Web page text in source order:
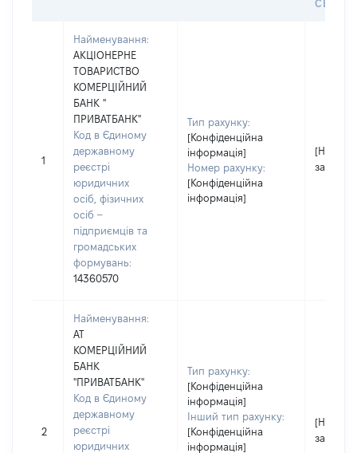
СЕЙФУ
1
Найменування:
АКЦІОНЕРНЕ
ТОВАРИСТВО
КОМЕРЦІЙНИЙ
БАНК "
ПРИВАТБАНК"
Код в Єдиному
державному
реєстрі
юридичних
осіб, фізичних
осіб –
підприємців та
громадських
формувань:
14360570
Тип рахунку:
[Конфіденційна
інформація]
Номер рахунку:
[Конфіденційна
інформація]
[Не
2
Найменування:
АТ
КОМЕРЦІЙНИЙ
БАНК
"ПРИВАТБАНК"
Код в Єдиному
державному
реєстрі
юридичних
Тип рахунку:
[Конфіденційна
інформація]
Інший тип рахунку:
[Конфіденційна
інформація]
[Не